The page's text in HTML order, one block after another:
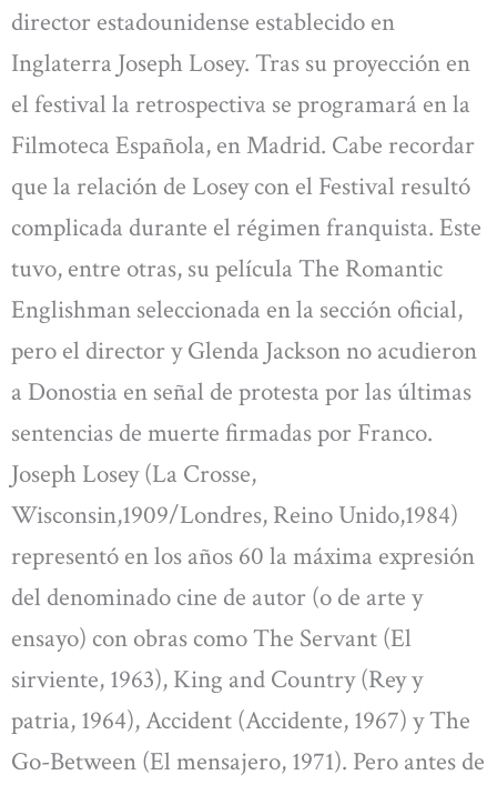
director estadounidense establecido en
Inglaterra Joseph Losey. Tras su proyección en
el festival la retrospectiva se programará en la
Filmoteca Española, en Madrid. Cabe recordar
que la relación de Losey con el Festival resultó
complicada durante el régimen franquista. Este
tuvo, entre otras, su película The Romantic
Englishman seleccionada en la sección oficial,
pero el director y Glenda Jackson no acudieron
a Donostia en señal de protesta por las últimas
sentencias de muerte firmadas por Franco.
Joseph Losey (La Crosse,
Wisconsin,1909/Londres, Reino Unido,1984)
representó en los años 60 la máxima expresión
del denominado cine de autor (o de arte y
ensayo) con obras como The Servant (El
sirviente, 1963), King and Country (Rey y
patria, 1964), Accident (Accidente, 1967) y The
Go-Between (El mensajero, 1971). Pero antes de